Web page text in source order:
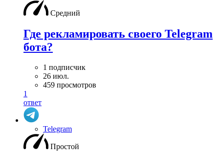
Средний
Где рекламировать своего Telegram
бота?
1 подписчик
26 июл.
459 просмотров
1
ответ
Telegram
Простой